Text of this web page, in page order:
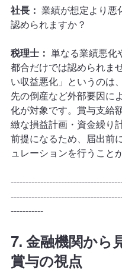
社長： 業績が想定より悪
認められますか？
税理士： 単なる業績悪化
都合だけでは認められま
い収益悪化」というのは
先の倒産など外部要因に
化が対象です。賞与支給
緻な損益計画・資金繰り
前提になるため、届出前
ュレーションを行うこと
-----------
7. 金融機関から
賞与の視点